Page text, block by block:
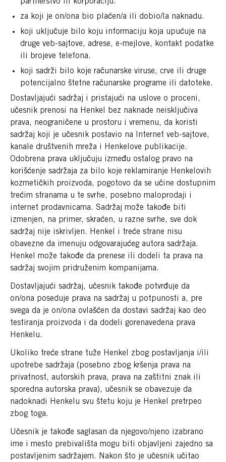
za koji je on/ona bio plaćen/a ili dobio/la naknadu.
koji uključuje bilo koju informaciju koja upućuje na
druge veb-sajtove, adrese, e-mejlove, kontakt podatke
ili brojeve telefona.
koji sadrži bilo koje računarske viruse, crve ili druge
potencijalno štetne računarske programe ili datoteke.
Dostavljajući sadržaj i pristajući na uslove o proceni,
učesnik prenosi na Henkel bez naknade neisključiva
prava, neograničene u prostoru i vremenu, da koristi
sadržaj koji je učesnik postavio na Internet veb-sajtove,
kanale društvenih mreža i Henkelove publikacije.
Odobrena prava uključuju između ostalog pravo na
korišćenje sadržaja za bilo koje reklamiranje Henkelovih
kozmetičkih proizvoda, pogotovo da se učine dostupnim
trećim stranama u te svrhe, posebno maloprodaji i
internet prodavnicama. Sadržaj može takođe biti
izmenjen, na primer, skraćen, u razne svrhe, sve dok
sadržaj nije iskrivljen. Henkel i treće strane nisu
obavezne da imenuju odgovarajućeg autora sadržaja.
Henkel može takođe da prenese ili dodeli ta prava na
sadržaj svojim pridruženim kompanijama.
Dostavljajući sadržaj, učesnik takođe potvrđuje da
on/ona poseduje prava na sadržaj u potpunosti a, pre
svega da je on/ona ovlašćen da dostavi sadržaj kao deo
testiranja proizvoda i da dodeli gorenavedena prava
Henkelu.
Ukoliko treće strane tuže Henkel zbog postavljanja i/ili
upotrebe sadržaja (posebno zbog kršenja prava na
privatnost, autorskih prava, prava na zaštitni znak ili
sporedna autorska prava), učesnik se obavezuje da
nadoknadi Henkelu svu štetu koju je Henkel pretrpeo
zbog toga.
Učesnik je takođe saglasan da njegovo/njeno izabrano
ime i mesto prebivališta mogu biti objavljeni zajedno sa
postavljenim sadržajem. Nakon što je učesnik učitao